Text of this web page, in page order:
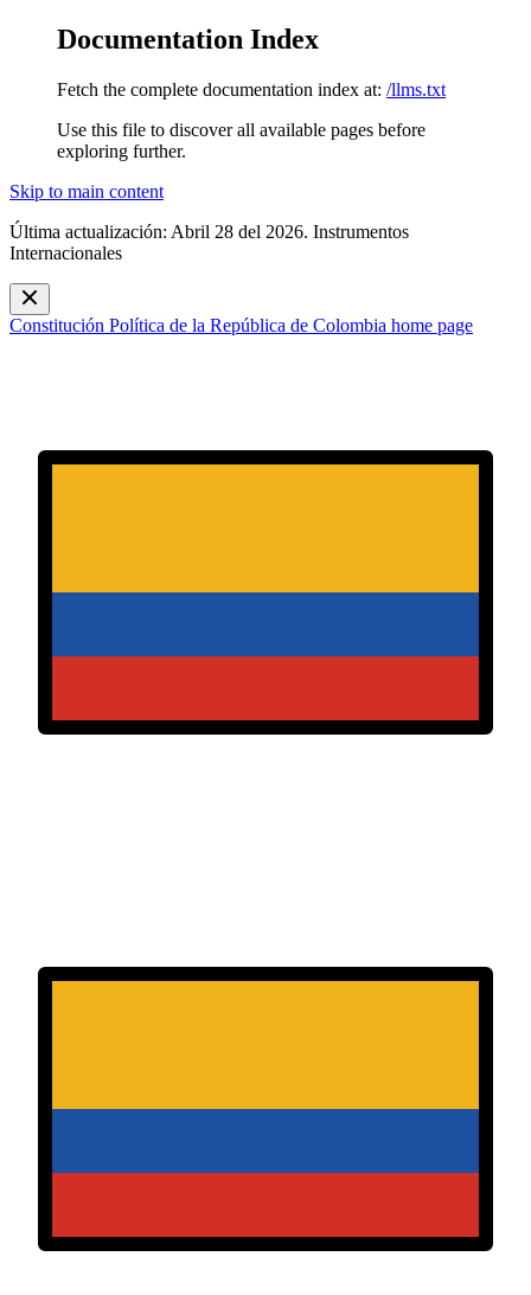
Documentation Index
Fetch the complete documentation index at: /llms.txt
Use this file to discover all available pages before
exploring further.
Skip to main content
Última actualización: Abril 28 del 2026. Instrumentos
Internacionales
Constitución Política de la República de Colombia home page